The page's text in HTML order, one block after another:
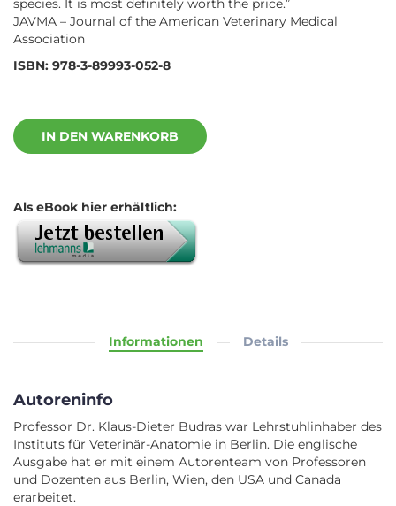
species. It is most definitely worth the price.”
JAVMA – Journal of the American Veterinary Medical
Association
ISBN: 978-3-89993-052-8
IN DEN WARENKORB
Als eBook hier erhältlich:
Informationen Details
Autoreninfo
Professor Dr. Klaus-Dieter Budras war Lehrstuhlinhaber des
Instituts für Veterinär-Anatomie in Berlin. Die englische
Ausgabe hat er mit einem Autorenteam von Professoren
und Dozenten aus Berlin, Wien, den USA und Canada
erarbeitet.